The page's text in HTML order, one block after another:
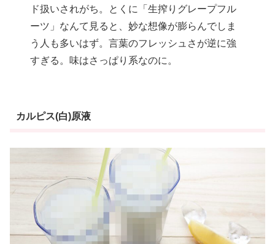
ド扱いされがち。とくに「生搾りグレープフル
ーツ」なんて見ると、妙な想像が膨らんでしま
う人も多いはず。言葉のフレッシュさが逆に強
すぎる。味はさっぱり系なのに。
カルピス(白)原液